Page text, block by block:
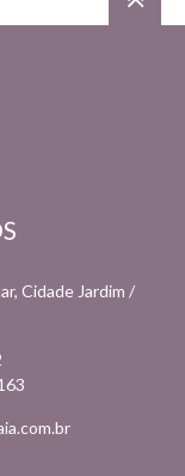
Cidade Jardim /